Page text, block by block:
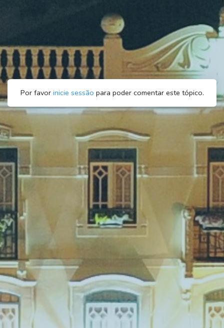
Por favor inicie sessão para poder comentar este tópico.